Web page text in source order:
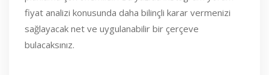
fiyat analizi konusunda daha bilinçli karar vermenizi
sağlayacak net ve uygulanabilir bir çerçeve
bulacaksınız.